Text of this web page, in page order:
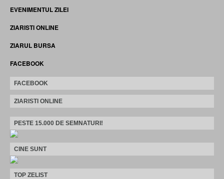
EVENIMENTUL ZILEI
ZIARISTI ONLINE
ZIARUL BURSA
FACEBOOK
FACEBOOK
ZIARISTI ONLINE
PESTE 15.000 DE SEMNATURI!
CINE SUNT
TOP ZELIST